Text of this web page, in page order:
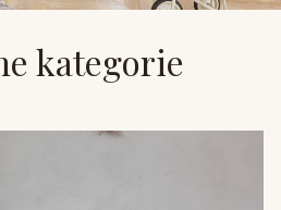
kategorie